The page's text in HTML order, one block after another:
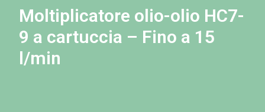
Moltiplicatore olio-olio HC7-
9 a cartuccia – Fino a 15
l/min